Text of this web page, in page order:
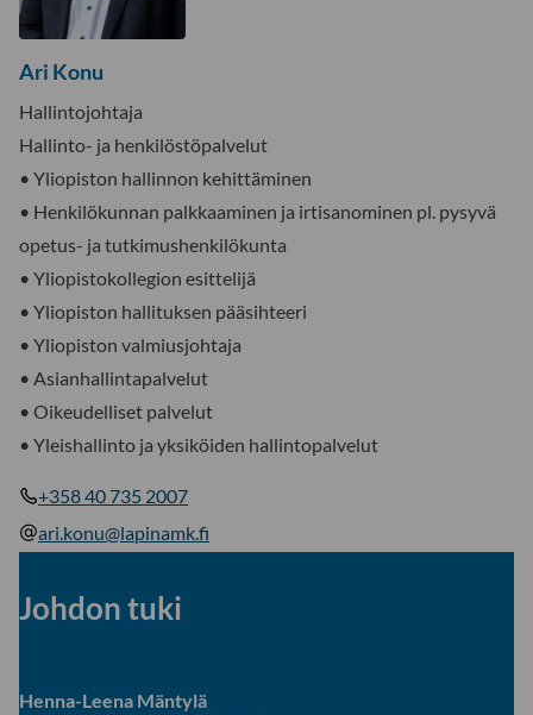
Ari Konu
Hallintojohtaja
Hallinto- ja henkilöstöpalvelut
• Yliopiston hallinnon kehittäminen
• Henkilökunnan palkkaaminen ja irtisanominen pl. pysyvä
opetus- ja tutkimushenkilökunta
• Yliopistokollegion esittelijä
• Yliopiston hallituksen pääsihteeri
• Yliopiston valmiusjohtaja
• Asianhallintapalvelut
• Oikeudelliset palvelut
• Yleishallinto ja yksiköiden hallintopalvelut
+358 40 735 2007
ari.konu@lapinamk.fi
Johdon tuki
Henna-Leena Mäntylä